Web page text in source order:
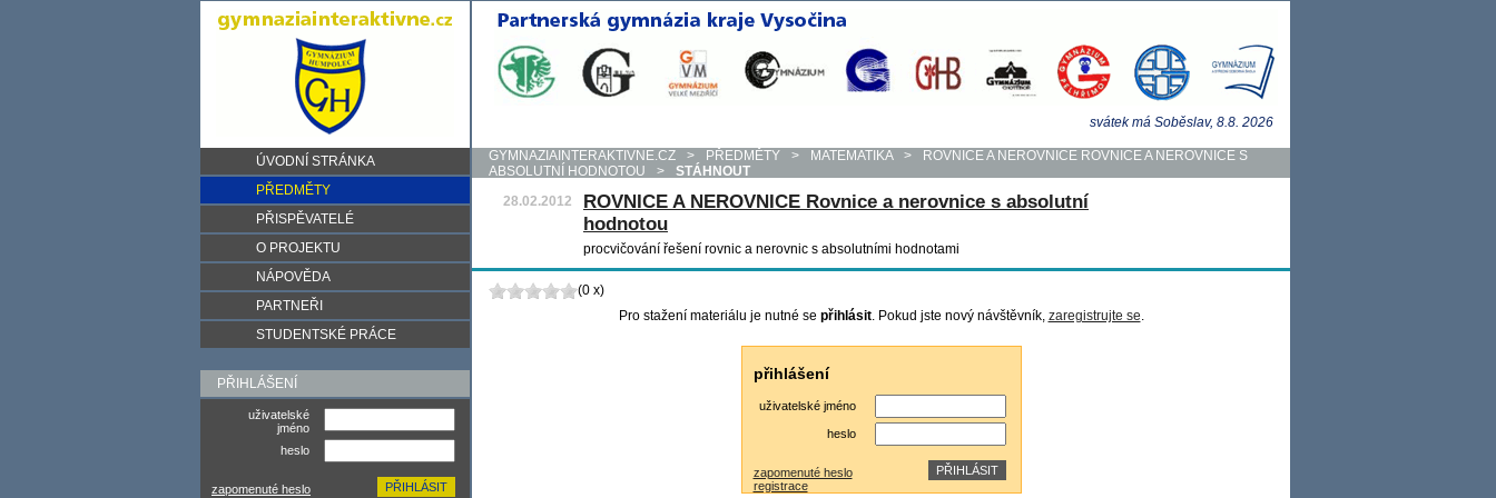
ÚVODNÍ STRÁNKA
PŘEDMĚTY
PŘISPĚVATELÉ
O PROJEKTU
NÁPOVĚDA
PARTNEŘI
STUDENTSKÉ PRÁCE
PŘIHLÁŠENÍ
uživatelské
jméno
heslo
zapomenuté heslo
svátek má Soběslav, 8.8. 2026
GYMNAZIAINTERAKTIVNE.CZ > PŘEDMĚTY > MATEMATIKA >
ROVNICE A NEROVNICE ROVNICE A NEROVNICE S
ABSOLUTNÍ HODNOTOU
>
STÁHNOUT
28.02.2012
ROVNICE A NEROVNICE Rovnice a nerovnice s absolutní
hodnotou
procvičování řešení rovnic a nerovnic s absolutními hodnotami
(0 x)
Pro stažení materiálu je nutné se přihlásit. Pokud jste nový návštěvník, zaregistrujte se.
přihlášení
uživatelské jméno
heslo
zapomenuté heslo
registrace